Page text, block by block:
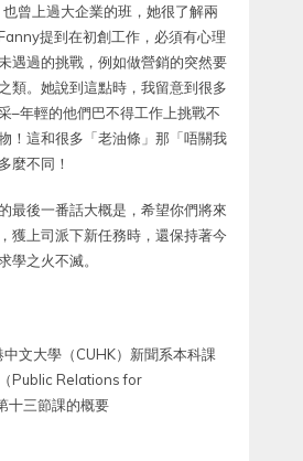
曾上過大企業的班，她很了解兩
提到在初創工作，必須有心理
遇過的挑戰，例如做營銷的突然要
類。她說到這點時，我留意到很多
–年輕的他們巴不得工作上挑戰不
！這和很多「老油條」那「唔關我
麼不同！
最後一番話大概是，希望你們將來
獲上司派下新任務時，還保持著今
學之火不滅。
文大學（CUHK）新聞系本科課
Public Relations for
十三節課的概要